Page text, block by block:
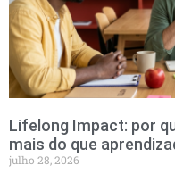
Lifelong Impact: por
mais do que
julho 28, 2026